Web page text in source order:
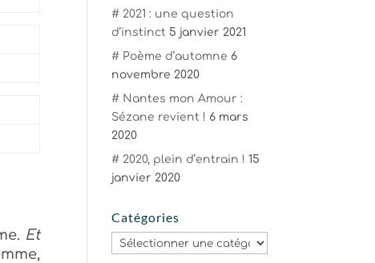
Et
# 2021 : une question
d’instinct 5 janvier 2021
# Poème d’automne 6
novembre 2020
# Nantes mon Amour :
Sézane revient ! 6 mars
2020
# 2020, plein d’entrain ! 15
janvier 2020
Catégories
Catégories